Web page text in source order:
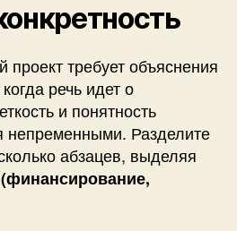
требует объяснения
речь идет о
и понятность
непременными. Разделите
абзацев, выделяя
(финансирование,